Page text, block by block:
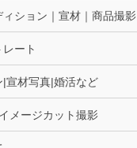
ィション｜宣材｜商品撮影
ート
|宣材写真|婚活など
メージカット撮影